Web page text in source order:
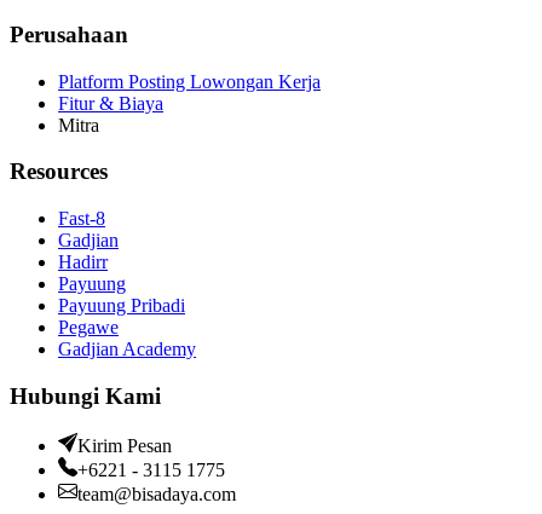
Perusahaan
Platform Posting Lowongan Kerja
Fitur & Biaya
Mitra
Resources
Fast-8
Gadjian
Hadirr
Payuung
Payuung Pribadi
Pegawe
Gadjian Academy
Hubungi Kami
Kirim Pesan
+6221 - 3115 1775
team@bisadaya.com